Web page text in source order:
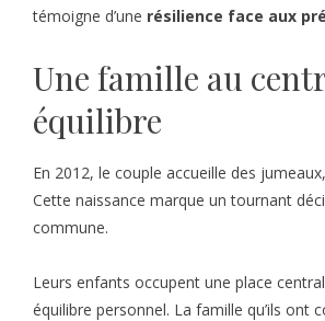
témoigne d’une résilience face aux
Une famille au
équilibre
En 2012, le couple accueille des
Cette naissance marque un tournant
commune.
Leurs enfants occupent une place
équilibre personnel. La famille qu’ils ont